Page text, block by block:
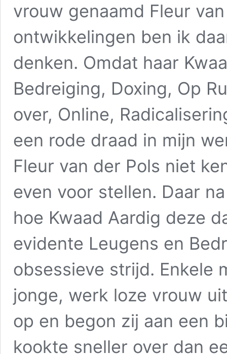
vrouw genaamd Fleur
ontwikkelingen ben ik
denken. Omdat haar
Bedreiging, Doxing, Op
over, Online,
een rode draad in mijn
Fleur van der Pols niet
even voor stellen. Daar
hoe Kwaad Aardig deze
evidente Leugens en
obsessieve strijd. Enkele
jonge, werk loze vrouw
op en begon zij aan een
kookte sneller over dan